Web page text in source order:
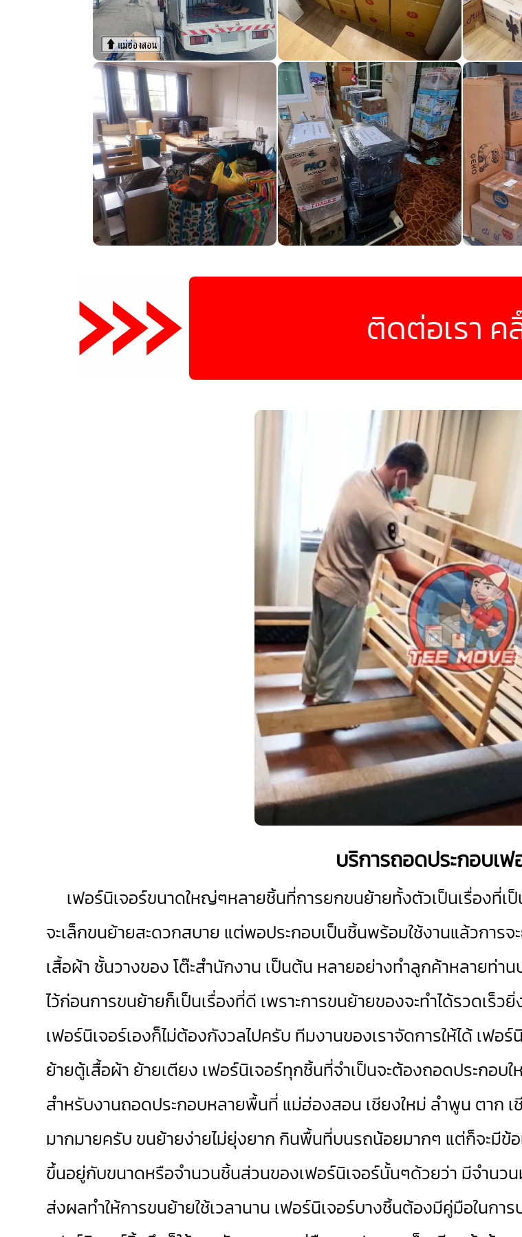
ติดต่อเรา ค
บริการถอดประกอบเฟ
เฟอร์นิเจอร์ขนาดใหญ่ๆหลายชิ้นที่การยกขนย้ายทั้งตัวเป็นเรื่องที่เ
จะเล็กขนย้ายสะดวกสบาย แต่พอประกอบเป็นชิ้นพร้อมใช้งานแล้วการ
เสื้อผ้า ชั้นวางของ โต๊ะสำนักงาน เป็นต้น หลายอย่างทำลูกค้าหลายท่
ไว้ก่อนการขนย้ายก็เป็นเรื่องที่ดี เพราะการขนย้ายของจะทำได้รวดเร็
เฟอร์นิเจอร์เองก็ไม่ต้องกังวลไปครับ ทีมงานของเราจัดการให้ได้ เฟ
ย้ายตู้เสื้อผ้า ย้ายเตียง เฟอร์นิเจอร์ทุกชิ้นที่จำเป็นจะต้องถอดประกอบใ
สำหรับงานถอดประกอบหลายพื้นที่ แม่ฮ่องสอน เชียงใหม่ ลำพูน ตาก
มากมายครับ ขนย้ายง่ายไม่ยุ่งยาก กินพื้นที่บนรถน้อยมากๆ แต่ก็จะมีข้อ
ขึ้นอยู่กับขนาดหรือจำนวนชิ้นส่วนของเฟอร์นิเจอร์นั้นๆด้วยว่า มีจำนวน
ส่งผลทำให้การขนย้ายใช้เวลานาน เฟอร์นิเจอร์บางชิ้นต้องมีคู่มือในก